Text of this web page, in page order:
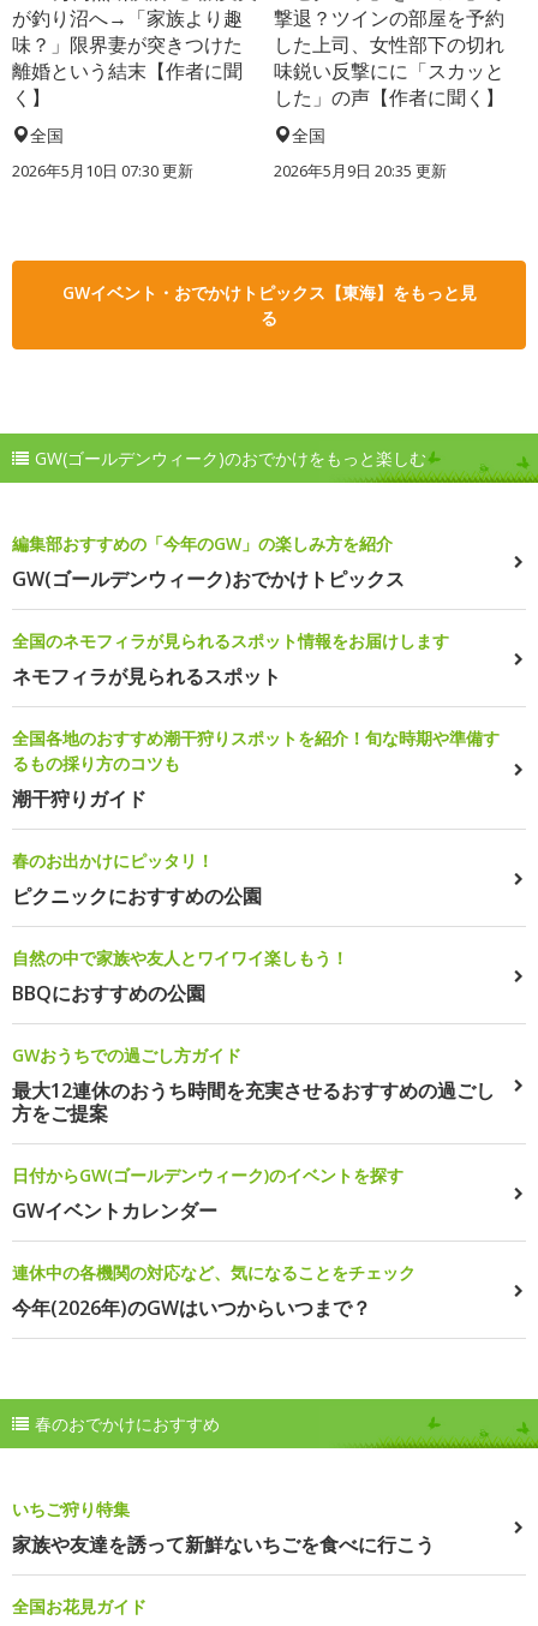
が釣り沼へ→「家族より趣
味？」限界妻が突きつけた
離婚という結末【作者に聞
く】
全国
2026年5月10日 07:30 更新
撃退？ツインの部屋を予約
した上司、女性部下の切れ
味鋭い反撃にに「スカッと
した」の声【作者に聞く】
全国
2026年5月9日 20:35 更新
GWイベント・おでかけトピックス【東海】をもっと見
る
GW(ゴールデンウィーク)のおでかけをもっと楽しむ
編集部おすすめの「今年のGW」の楽しみ方を紹介
GW(ゴールデンウィーク)おでかけトピックス
全国のネモフィラが見られるスポット情報をお届けします
ネモフィラが見られるスポット
全国各地のおすすめ潮干狩りスポットを紹介！旬な時期や準備す
るもの採り方のコツも
潮干狩りガイド
春のお出かけにピッタリ！
ピクニックにおすすめの公園
自然の中で家族や友人とワイワイ楽しもう！
BBQにおすすめの公園
GWおうちでの過ごし方ガイド
最大12連休のおうち時間を充実させるおすすめの過ごし
方をご提案
日付からGW(ゴールデンウィーク)のイベントを探す
GWイベントカレンダー
連休中の各機関の対応など、気になることをチェック
今年(2026年)のGWはいつからいつまで？
春のおでかけにおすすめ
いちご狩り特集
家族や友達を誘って新鮮ないちごを食べに行こう
全国お花見ガイド